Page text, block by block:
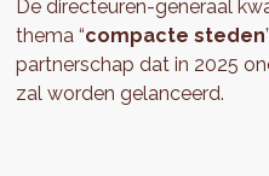
De directeuren-generaal
thema “compacte steden
partnerschap dat in 2025
zal worden gelanceerd.